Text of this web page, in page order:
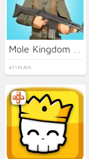
471 PLAYS